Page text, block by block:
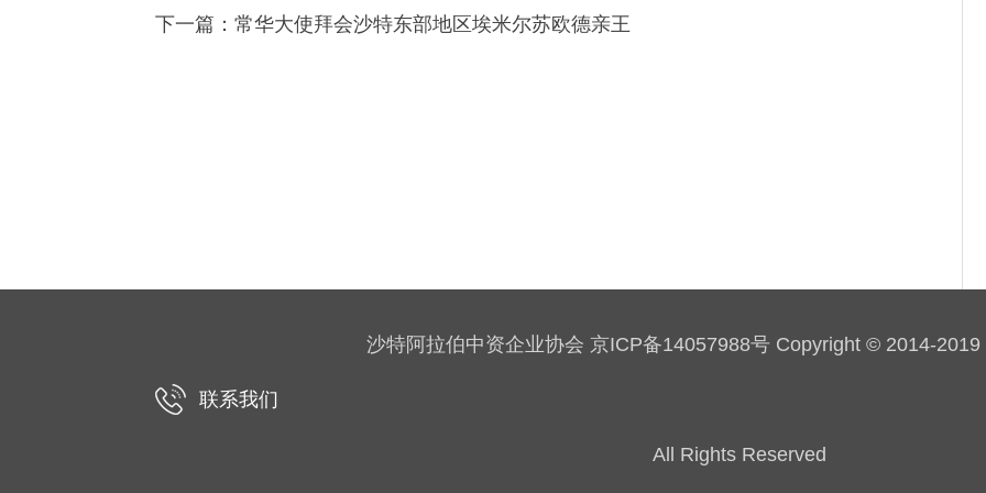
下一篇：常华大使拜会沙特东部地区埃米尔苏欧德亲王
联系我们
沙特阿拉伯中资企业协会 京ICP备14057988号 Copyright © 2014-
All Rights Reserved